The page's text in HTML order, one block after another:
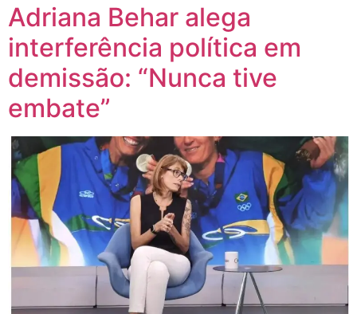
Adriana Behar alega
interferência política em
demissão: “Nunca tive
embate”